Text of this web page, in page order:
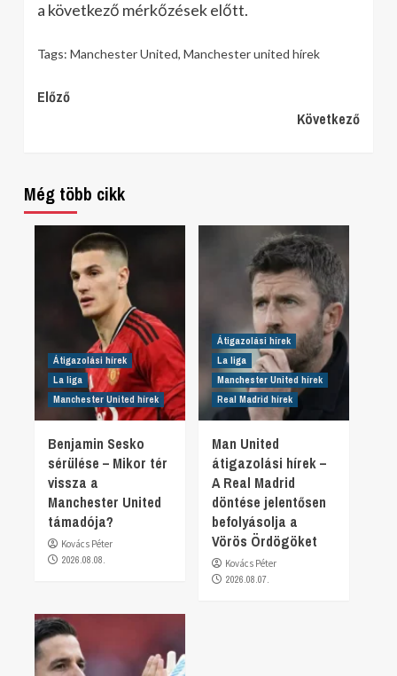
a következő mérkőzések előtt.
Tags: Manchester United, Manchester united hírek
Continue
Előző
Következő
Még több cikk
Átigazolási hírek
La liga
Manchester United hírek
Benjamin Sesko
sérülése – Mikor tér
vissza a
Manchester United
támadója?
Kovács Péter
2026.08.08.
Átigazolási hírek
La liga
Manchester United hírek
Real Madrid hírek
Man United
átigazolási hírek –
A Real Madrid
döntése jelentősen
befolyásolja a
Vörös Ördögöket
Kovács Péter
2026.08.07.